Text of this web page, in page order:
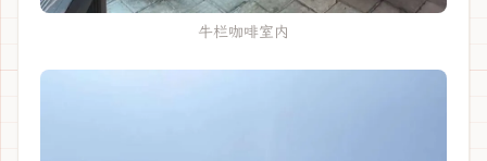
牛栏咖啡室内